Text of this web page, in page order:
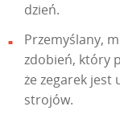
dzień.
Przemyślany,
zdobień, który
że zegarek
strojów.